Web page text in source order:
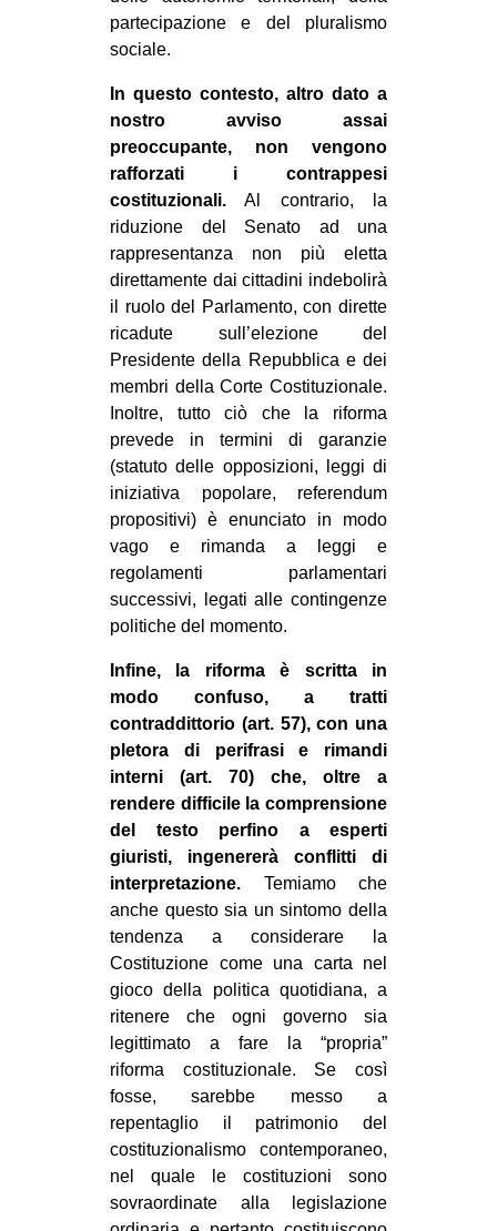
partecipazione e del pluralismo
sociale.
In questo contesto, altro dato a
nostro avviso assai
preoccupante, non vengono
rafforzati i contrappesi
costituzionali. Al contrario, la
riduzione del Senato ad una
rappresentanza non più eletta
direttamente dai cittadini indebolirà
il ruolo del Parlamento, con dirette
ricadute sull’elezione del
Presidente della Repubblica e dei
membri della Corte Costituzionale.
Inoltre, tutto ciò che la riforma
prevede in termini di garanzie
(statuto delle opposizioni, leggi di
iniziativa popolare, referendum
propositivi) è enunciato in modo
vago e rimanda a leggi e
regolamenti parlamentari
successivi, legati alle contingenze
politiche del momento.
Infine, la riforma è scritta in
modo confuso, a tratti
contraddittorio (art. 57), con una
pletora di perifrasi e rimandi
interni (art. 70) che, oltre a
rendere difficile la comprensione
del testo perfino a esperti
giuristi, ingenererà conflitti di
interpretazione. Temiamo che
anche questo sia un sintomo della
tendenza a considerare la
Costituzione come una carta nel
gioco della politica quotidiana, a
ritenere che ogni governo sia
legittimato a fare la “propria”
riforma costituzionale. Se così
fosse, sarebbe messo a
repentaglio il patrimonio del
costituzionalismo contemporaneo,
nel quale le costituzioni sono
sovraordinate alla legislazione